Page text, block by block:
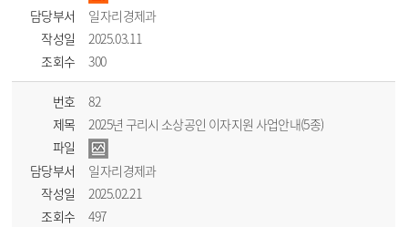
담당부서
일자리경제과
작성일
2025.03.11
조회수
300
번호
82
제목
2025년 구리시 소상공인 이자지원 사업안내(5종)
파일
담당부서
일자리경제과
작성일
2025.02.21
조회수
497